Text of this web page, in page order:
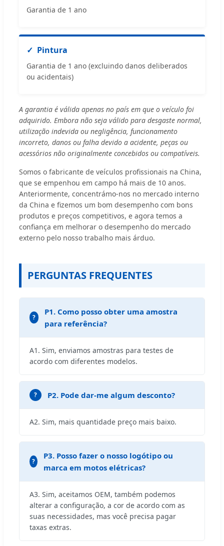
Garantia de 1 ano
Pintura
Garantia de 1 ano (excluindo danos deliberados
ou acidentais)
A garantia é válida apenas no país em que o veículo foi
adquirido. Embora não seja válido para desgaste normal,
utilização indevida ou negligência, funcionamento
incorreto, danos ou falha devido a acidente, peças ou
acessórios não originalmente concebidos ou compatíveis.
Somos o fabricante de veículos profissionais na China,
que se empenhou em campo há mais de 10 anos.
Anteriormente, concentrámo-nos no mercado interno
da China e fizemos um bom desempenho com bons
produtos e preços competitivos, e agora temos a
confiança em melhorar o desempenho do mercado
externo pelo nosso trabalho mais árduo.
PERGUNTAS FREQUENTES
P1. Como posso obter uma amostra
para referência?
A1. Sim, enviamos amostras para testes de
acordo com diferentes modelos.
P2. Pode dar-me algum desconto?
A2. Sim, mais quantidade preço mais baixo.
P3. Posso fazer o nosso logótipo ou
marca em motos elétricas?
A3. Sim, aceitamos OEM, também podemos
alterar a configuração, a cor de acordo com as
suas necessidades, mas você precisa pagar
taxas extras.